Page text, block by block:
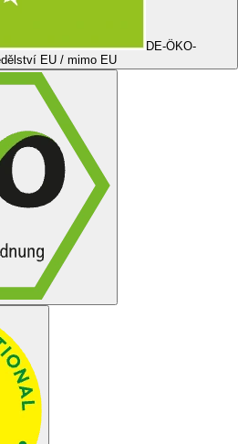
DE-ÖKO-
EU / mimo EU